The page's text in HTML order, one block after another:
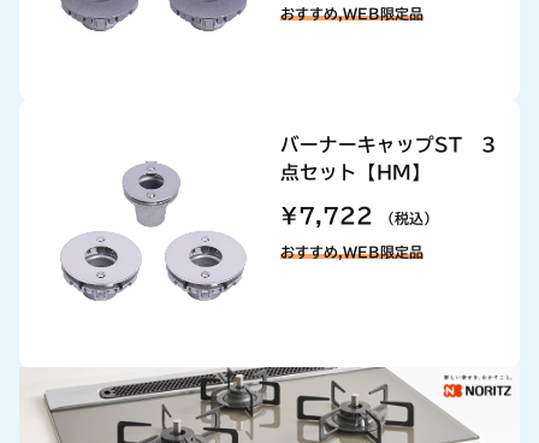
おすすめ,WEB限定品
バーナーキャップST 3
点セット【HM】
¥7,722 （税込）
おすすめ,WEB限定品